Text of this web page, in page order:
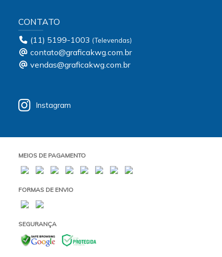
CONTATO
(11) 5199-1003
contato@graficakwg.com.br
vendas@graficakwg.com.br
Instagram
MEIOS DE PAGAMENTO
FORMAS DE ENVIO
SEGURANÇA